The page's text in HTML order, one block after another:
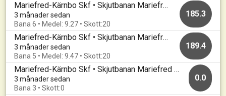
Mariefred-Kärnbo Skf • Skjutbanan Mariefred • 20260505
3 månader sedan
Bana 6 • Medel: 9.27 • Skott:20
185.3
Mariefred-Kärnbo Skf • Skjutbanan Mariefred • 20260501
3 månader sedan
Bana 5 • Medel: 9.47 • Skott:20
189.4
Mariefred-Kärnbo Skf • Skjutbanan Mariefred • 20260424
3 månader sedan
Bana 3 • Skott:0
0.0